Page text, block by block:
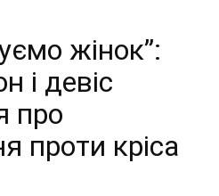
жінок”:
і девіс
про
проти кріса